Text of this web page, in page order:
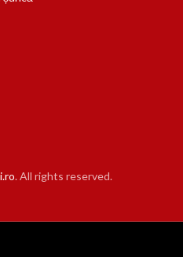
. All rights reserved.